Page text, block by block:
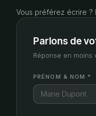
Vous préférez écrire ?
Parlons de
Réponse en moins
PRÉNOM & NOM *